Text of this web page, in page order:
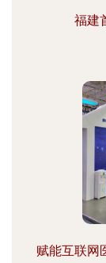
福建
赋能互联网